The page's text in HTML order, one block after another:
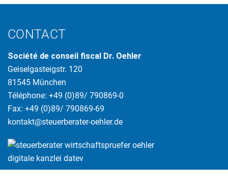
CONTACT
Société de conseil fiscal Dr. Oehler
Geiselgasteigstr. 120
81545 München
Téléphone: +49 (0)89/ 790869-0
Fax: +49 (0)89/ 790869-69
kontakt@steuerberater-oehler.de